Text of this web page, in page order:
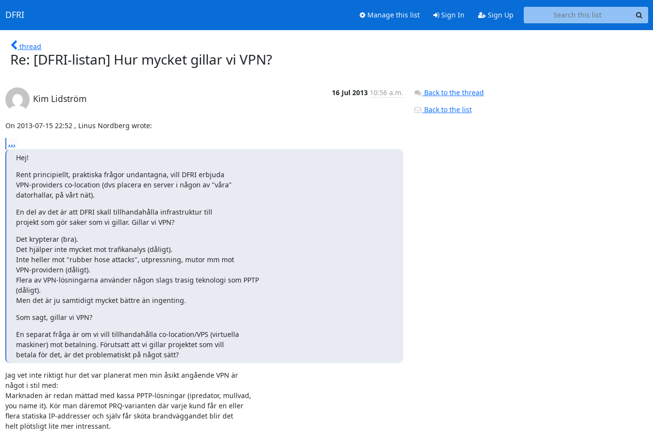
DFRI Manage this list Sign In Sign Up
thread
Re: [DFRI-listan] Hur mycket gillar vi VPN?
Kim Lidström
16 Jul 2013 10:56 a.m.
On 2013-07-15 22:52 , Linus Nordberg wrote:
...
Hej!
Rent principiellt, praktiska frågor undantagna, vill DFRI erbjuda
VPN-providers co-location (dvs placera en server i någon av "våra"
datorhallar, på vårt nät).
En del av det är att DFRI skall tillhandahålla infrastruktur till
projekt som gör saker som vi gillar. Gillar vi VPN?
Det krypterar (bra).
Det hjälper inte mycket mot trafikanalys (dåligt).
Inte heller mot "rubber hose attacks", utpressning, mutor mm mot
VPN-providern (dåligt).
Flera av VPN-lösningarna använder någon slags trasig teknologi som PPTP
(dåligt).
Men det är ju samtidigt mycket bättre än ingenting.
Som sagt, gillar vi VPN?
En separat fråga är om vi vill tillhandahålla co-location/VPS (virtuella
maskiner) mot betalning. Förutsatt att vi gillar projektet som vill
betala för det, är det problematiskt på något sätt?
Jag vet inte riktigt hur det var planerat men min åsikt angående VPN är
något i stil med:
Marknaden är redan mättad med kassa PPTP-lösningar (ipredator, mullvad,
you name it). Kör man däremot PRQ-varianten där varje kund får en eller
flera statiska IP-addresser och själv får sköta brandväggandet blir det
helt plötsligt lite mer intressant.
Back to the thread
Back to the list